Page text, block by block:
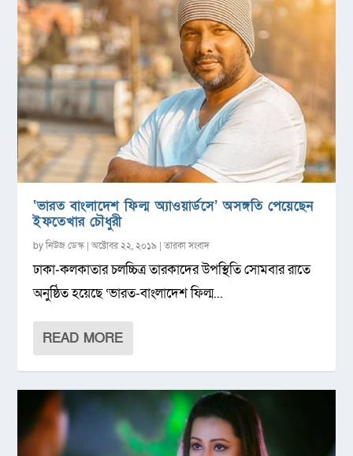
‘ভারত বাংলাদেশ ফিল্ম অ্যাওয়ার্ডসে’ অসঙ্গতি পেয়েছেন
ইফতেখার চৌধুরী
byনিউজ ডেস্ক |অক্টোবর ২২, ২০১৯ |তারকা সংবাদ
ঢাকা-কলকাতার চলচ্চিত্র তারকাদের উপস্থিতি সোমবার রাতে
অনুষ্ঠিত হয়েছে ‘ভারত-বাংলাদেশ ফিল্ম...
READ MORE